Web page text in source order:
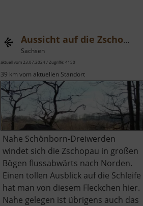
Aussicht auf die Zschopauschleife
Sachsen
aktuell vom 23.07.2024 / Zugriffe: 4150
39 km vom aktuellen Standort
Nahe Schönborn-Dreiwerden
windet sich die Zschopau in großen
Bögen flussabwärts nach Norden.
Einen tollen Ausblick auf die Schleife
hat man von diesem Fleckchen hier.
Nahe gelegen ist übrigens auch das